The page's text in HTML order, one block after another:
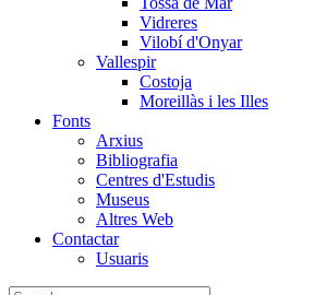
Vidreres
Vilobí d'Onyar
Vallespir
Costoja
Moreillàs i les Illes
Fonts
Arxius
Bibliografia
Centres d'Estudis
Museus
Altres Web
Contactar
Usuaris